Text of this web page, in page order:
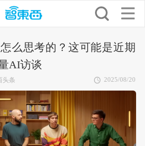
么思考的？这可能是近期
AI访谈
头条 2025/08/20